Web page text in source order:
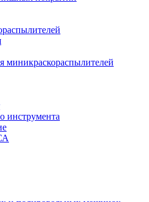
миникраскораспылителей
инструмента